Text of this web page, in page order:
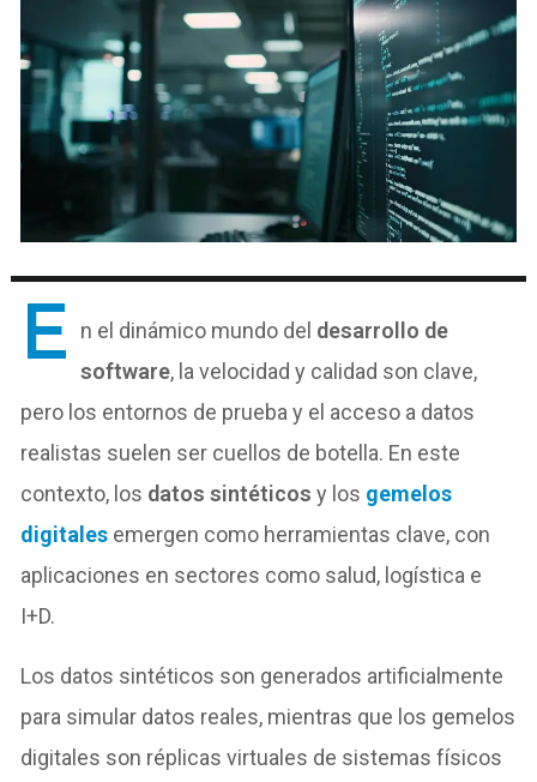
E n el dinámico mundo del desarrollo de
software, la velocidad y calidad son clave,
pero los entornos de prueba y el acceso a datos
realistas suelen ser cuellos de botella. En este
contexto, los datos sintéticos y los gemelos
digitales emergen como herramientas clave, con
aplicaciones en sectores como salud, logística e
I+D.
Los datos sintéticos son generados artificialmente
para simular datos reales, mientras que los gemelos
digitales son réplicas virtuales de sistemas físicos